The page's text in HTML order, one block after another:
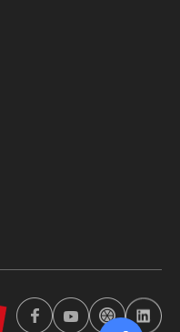
페
유
투
링